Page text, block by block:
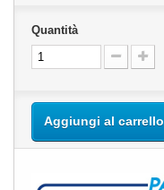
Quantità
Aggiungi al carrello